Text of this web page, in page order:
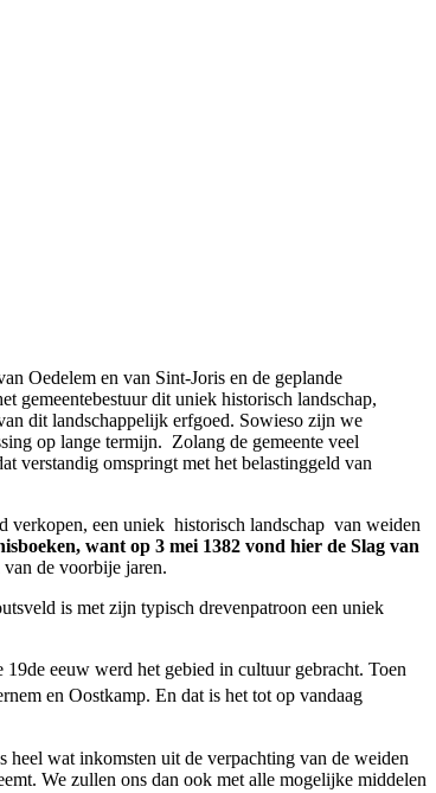
Oedelem en van Sint-Joris en de geplande
gemeentebestuur dit uniek historisch landschap,
dit landschappelijk erfgoed. Sowieso zijn we
op lange termijn. Zolang de gemeente veel
verstandig omspringt met het belastinggeld van
verkopen, een uniek historisch landschap van weiden
want op 3 mei 1382 vond hier de Slag van
de voorbije jaren.
is met zijn typisch drevenpatroon een uniek
eeuw werd het gebied in cultuur gebracht. Toen
en Oostkamp. En dat is het tot op vandaag
wat inkomsten uit de verpachting van de weiden
We zullen ons dan ook met alle mogelijke middelen